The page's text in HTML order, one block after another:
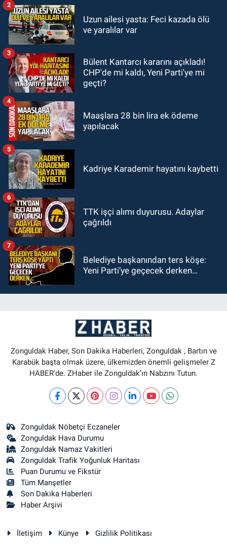
18:36AK Parti teşkilatları
GÜNDEM
18:18Gurbetçi Elmaslar
Zonguldakspor’a destek oldu
Uzun ailesi yasta: Feci kazada ölü
ve yaralılar var
2
Bülent Kantarcı kararını açıkladı!
CHP'de mi kaldı, Yeni Parti'ye mi
geçti?
3
Maaşlara 28 bin lira ek ödeme
yapılacak
4
Kadriye Karademir hayatını kaybetti
5
TTK işçi alımı duyurusu. Adaylar
çağrıldı
6
Belediye başkanından ters köşe:
Yeni Parti’ye geçecek derken…
7
Zonguldak Haber, Son Dakika Haberleri, Zonguldak , Bartın ve
Karabük başta olmak üzere, ülkemizden önemli gelişmeler Z
HABER’de. ZHaber ile Zonguldak’ın Nabzını Tutun.
Zonguldak Nöbetçi Eczaneler
Zonguldak Hava Durumu
Zonguldak Namaz Vakitleri
Zonguldak Trafik Yoğunluk Haritası
Puan Durumu ve Fikstür
Tüm Manşetler
Son Dakika Haberleri
Haber Arşivi
İletişim Künye Gizlilik Politikası